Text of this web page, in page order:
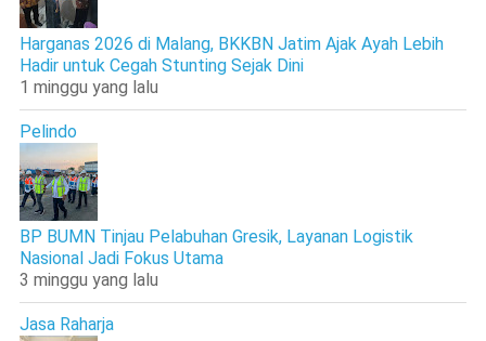
Harganas 2026 di Malang, BKKBN Jatim Ajak Ayah Lebih
Hadir untuk Cegah Stunting Sejak Dini
1 minggu yang lalu
Pelindo
BP BUMN Tinjau Pelabuhan Gresik, Layanan Logistik
Nasional Jadi Fokus Utama
3 minggu yang lalu
Jasa Raharja